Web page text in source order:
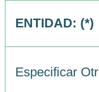
ENTIDAD: (*)
Especificar